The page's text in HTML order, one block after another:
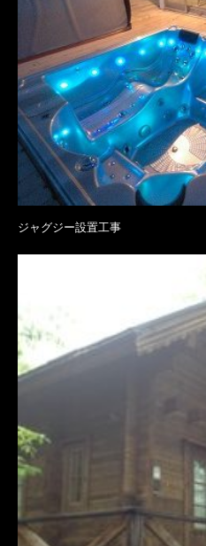
ジャグジー設置工事